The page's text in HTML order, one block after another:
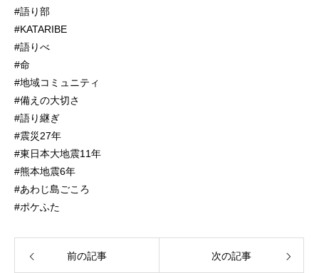
#語り部
#KATARIBE
#語りべ
#命
#地域コミュニティ
#備えの大切さ
#語り継ぎ
#震災27年
#東日本大地震11年
#熊本地震6年
#あわじ島ごころ
#ポケふた
前の記事 次の記事